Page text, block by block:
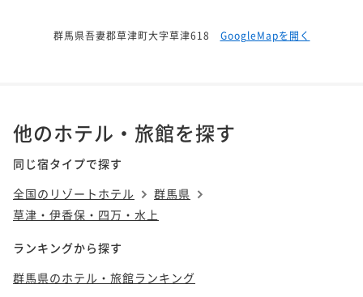
群馬県吾妻郡草津町大字草津618 GoogleMapを開く
他のホテル・旅館を探す
同じ宿タイプで探す
全国のリゾートホテル
群馬県
草津・伊香保・四万・水上
ランキングから探す
群馬県のホテル・旅館ランキング